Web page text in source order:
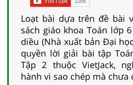
Loạt bài dựa trên đề bài
sách giáo khoa Toán lớp
diều (Nhà xuất bản Đại
quyền lời giải bài tập
Tập 2 thuộc VietJack,
hành vi sao chép mà chưa